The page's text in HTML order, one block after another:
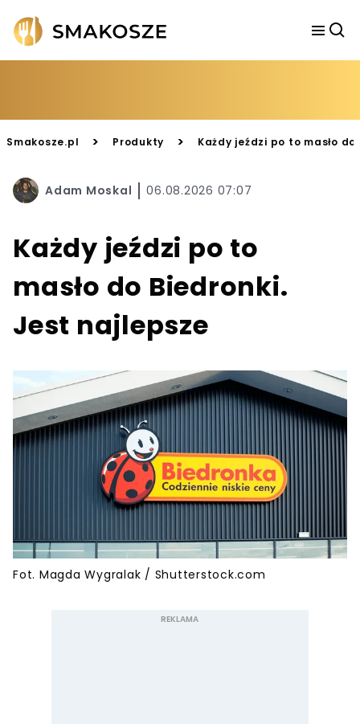
Smakosze.pl > Produkty > Każdy jeździ po to masło
Adam Moskal 06.08.2026 07:07
Każdy jeździ po to
masło do Biedronki.
Jest najlepsze
Fot. Magda Wygralak / Shutterstock.com